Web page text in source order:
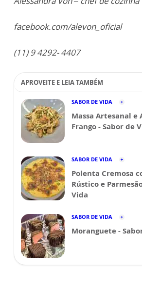
facebook.com/alevon_oficial
(11) 9 4292- 4407
APROVEITE E LEIA TAMBÉM
SABOR DE VIDA
Massa Artesanal e
Frango - Sabor de
SABOR DE VIDA
Polenta Cremosa
Rústico e
Vida
SABOR DE VIDA
Moranguete -